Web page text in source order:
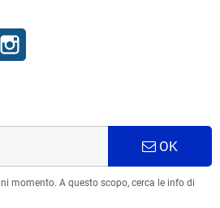
OK
momento. A questo scopo, cerca le info di